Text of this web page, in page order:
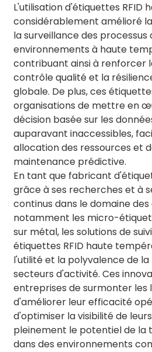
L'utilisation d'étiquettes RFID
considérablement amélioré
la surveillance des processus
environnements à haute
contribuant ainsi à renforcer
contrôle qualité et la
globale. De plus, ces
organisations de mettre en
décision basée sur les
auparavant inaccessibles,
allocation des ressources et
maintenance prédictive.
En tant que fabricant
grâce à ses recherches et à
continus dans le domaine des
notamment les micro-
sur métal, les solutions de
étiquettes RFID haute
l'utilité et la polyvalence de la
secteurs d'activité. Ces
entreprises de surmonter les
d'améliorer leur efficacité
d'optimiser la visibilité de
pleinement le potentiel de la
dans des environnements